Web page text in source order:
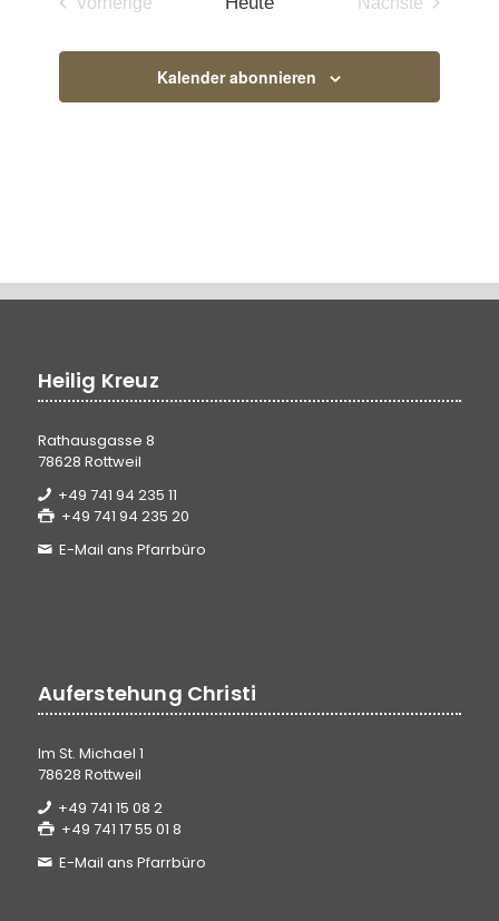
Kalender abonnieren
Heilig Kreuz
Rathausgasse 8
78628 Rottweil
+49 741 94 235 11
+49 741 94 235 20
E-Mail ans Pfarrbüro
Auferstehung Christi
Im St. Michael 1
78628 Rottweil
+49 741 15 08 2
+49 741 17 55 01 8
E-Mail ans Pfarrbüro